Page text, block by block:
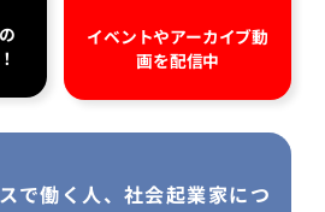
イベントやアーカイブ動
画を配信中
で働く人、社会起業家につ